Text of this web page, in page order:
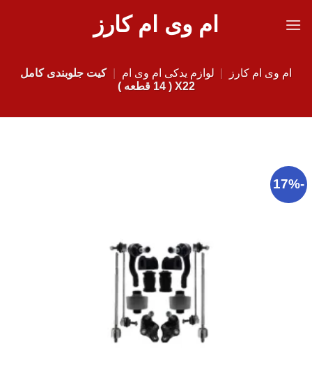
ام وی ام کارز
ام وی ام کارز لوازم یدکی ام وی ام
کیت جلوبندی کامل
X22 ( 14 قطعه )
-17%